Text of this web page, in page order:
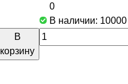
В
корзину
0
В наличии: